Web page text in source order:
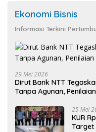
Ekonomi Bisnis
Informasi Terkini
29 Mei 2026
Dirut Bank NTT
Tanpa Agunan,
25 Mei
KUR
Target